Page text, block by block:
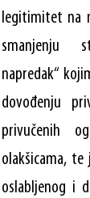
legitimitet na
smanjenju
napredak“
dovođenju
privučenih
olakšicama,
oslabljenog i